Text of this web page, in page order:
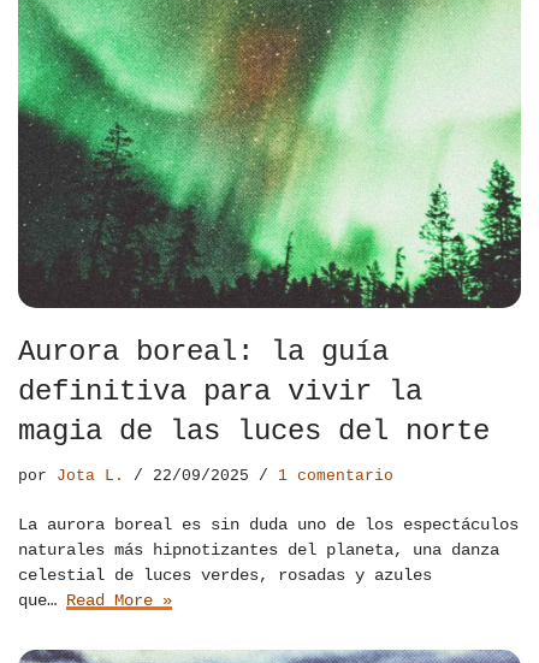
Aurora boreal: la guía
definitiva para vivir la
magia de las luces del norte
por Jota L. 22/09/2025 1 comentario
La aurora boreal es sin duda uno de los espectáculos
naturales más hipnotizantes del planeta, una danza
celestial de luces verdes, rosadas y azules
que… Read More »